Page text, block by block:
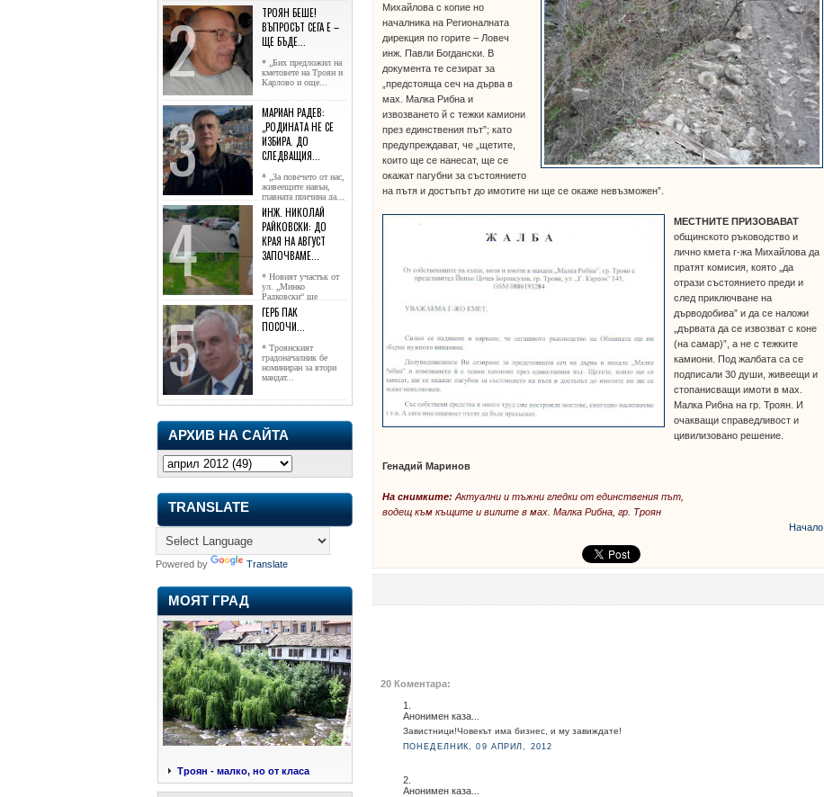
ТРОЯН БЕШЕ!
ВЪПРОСЪТ СЕГА Е –
ЩЕ БЪДЕ...
* „Бих предложил на
кметовете на Троян и
Карлово и още...
МАРИАН РАДЕВ:
„РОДИНАТА НЕ СЕ
ИЗБИРА. ДО
СЛЕДВАЩИЯ...
* „За повечето от нас,
живеещите навън,
главната причина да...
ИНЖ. НИКОЛАЙ
РАЙКОВСКИ: ДО
КРАЯ НА АВГУСТ
ЗАПОЧВАМЕ...
* Новият участък от
ул. „Минко
Радковски“ ще
достигне жк...
ГЕРБ ПАК
ПОСОЧИ...
* Троянският
градоначалник бе
номиниран за втори
мандат...
АРХИВ НА САЙТА
TRANSLATE
Powered by Translate
МОЯТ ГРАД
Троян - малко, но от класа
Михайлова с копие но
началника на Регионалната
дирекция по горите – Ловеч
инж. Павли Богдански. В
документа те сезират за
„предстояща сеч на дърва в
мах. Малка Рибна и
извозването й с тежки камиони
през единствения път”; като
предупреждават, че „щетите,
които ще се нанесат, ще се
окажат пагубни за състоянието
на пътя и достъпът до имотите ни ще се окаже невъзможен”.
МЕСТНИТЕ ПРИЗОВАВАТ
общинското ръководство и
лично кмета г-жа Михайлова да
пратят комисия, която „да
отрази състоянието преди и
след приключване на
дърводобива” и да се наложи
„дървата да се извозват с коне
(на самар)”, а не с тежките
камиони. Под жалбата са се
подписали 30 души, живеещи и
стопанисващи имоти в мах.
Малка Рибна на гр. Троян. И
очакващи справедливост и
цивилизовано решение.
Генадий Маринов
На снимките: Актуални и тъжни гледки от единствения път,
водещ към къщите и вилите в мах. Малка Рибна, гр. Троян
Начало
20 Коментара:
1.
Анонимен каза...
Завистници!Човекът има бизнес, и му завиждате!
ПОНЕДЕЛНИК, 09 АПРИЛ, 2012
2.
Анонимен каза...